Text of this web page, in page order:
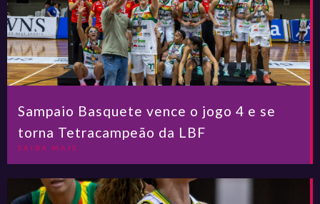
Sampaio Basquete vence o jogo 4 e se
torna Tetracampeão da LBF
SAIBA MAIS